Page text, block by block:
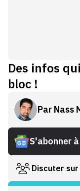
Des infos
bloc !
Par Nass
S'abonner à
Discuter sur